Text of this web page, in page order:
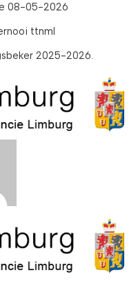
08-05-2026
ttnml
2025-2026.